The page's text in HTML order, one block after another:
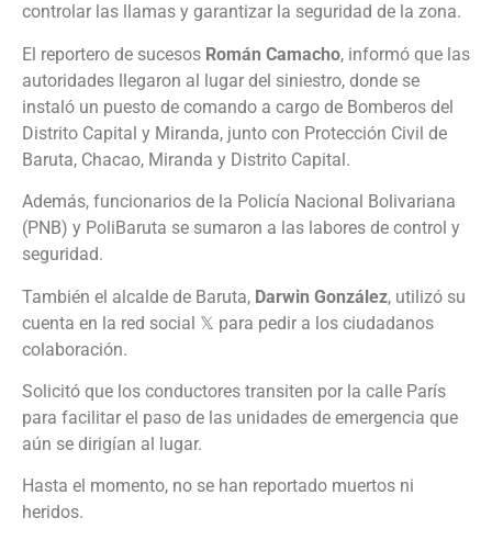
controlar las llamas y garantizar la seguridad de la zona.
El reportero de sucesos Román Camacho, informó que las
autoridades llegaron al lugar del siniestro, donde se
instaló un puesto de comando a cargo de Bomberos del
Distrito Capital y Miranda, junto con Protección Civil de
Baruta, Chacao, Miranda y Distrito Capital.
Además, funcionarios de la Policía Nacional Bolivariana
(PNB) y PoliBaruta se sumaron a las labores de control y
seguridad.
También el alcalde de Baruta, Darwin González, utilizó su
cuenta en la red social 𝕏 para pedir a los ciudadanos
colaboración.
Solicitó que los conductores transiten por la calle París
para facilitar el paso de las unidades de emergencia que
aún se dirigían al lugar.
Hasta el momento, no se han reportado muertos ni
heridos.